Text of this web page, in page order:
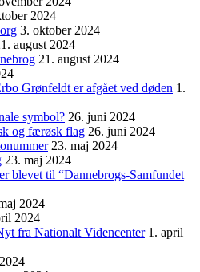
2024
3. oktober 2024
august 2024
21. august 2024
Grønfeldt er afgået ved døden 1.
symbol? 26. juni 2024
og færøsk flag 26. juni 2024
23. maj 2024
23. maj 2024
blevet til “Dannebrogs-Samfundet
2024
2024
fra Nationalt Videncenter 1. april